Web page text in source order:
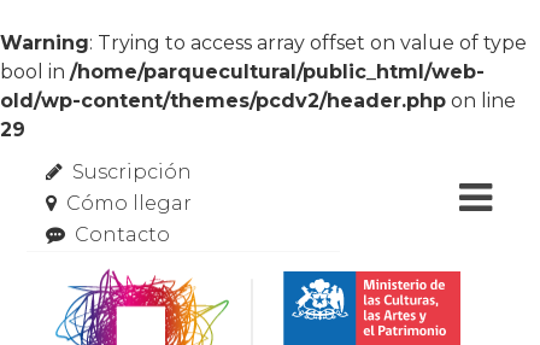
Warning: Trying to access array offset on value of type
bool in /home/parquecultural/public_html/web-
old/wp-content/themes/pcdv2/header.php on line
29
Suscripción
Cómo llegar
Contacto